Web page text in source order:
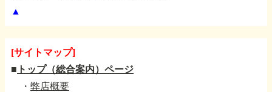
▲
[サイトマップ]
■ トップ（総合案内）ページ
・ 弊店概要